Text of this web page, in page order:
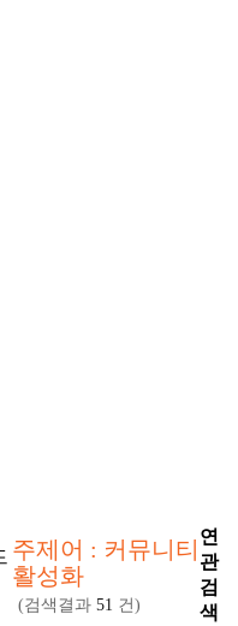
주제어 : 커뮤니티
활성화
(검색결과 51 건)
연
관
검
색